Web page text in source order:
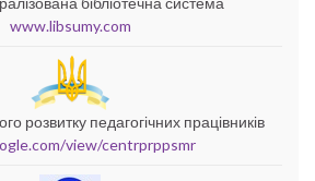
www.libsumy.com
розвитку педагогічних працівників
view/centrprppsmr